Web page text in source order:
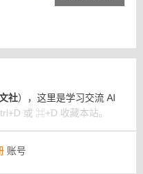
社），这里是学习交流 AI
或 ⌘+D 收藏本站。
账号